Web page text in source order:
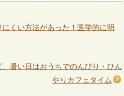
くい方法があった！医学的に明
暑い日はおうちでのんびり・ひん
やりカフェタイム